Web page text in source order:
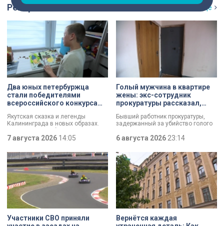
Репортаж Ещё
Два юных петербуржца
стали победителями
всероссийского конкурса
Якутская сказка и легенды
Калининграда в новых образах.
Два юных петербуржца стали
победителями всероссийского
конкурса «Моя страна — моя
Россия». Их работы с
использованием бересты, листьев
и янтаря дали новое прочтение
народным сюжетам.
7 августа 2026 14:05
Голый мужчина в квартире
жены: экс-сотрудник
прокуратуры рассказал,
Бывший работник прокуратуры,
задержанный за убийство голого
которые толкнули его на страшное
преступление. Два года назад он
вынес мертвеца из дома на улице
Луначарского, выдавая
бездыханного мужчину за
изрядно перебравшего приятеля.
6 августа 2026 23:14
Участники СВО приняли
Вернётся каждая